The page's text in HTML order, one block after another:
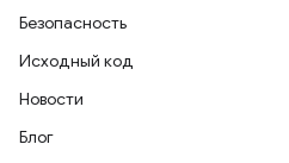
Безопасность
Исходный код
Новости
Блог